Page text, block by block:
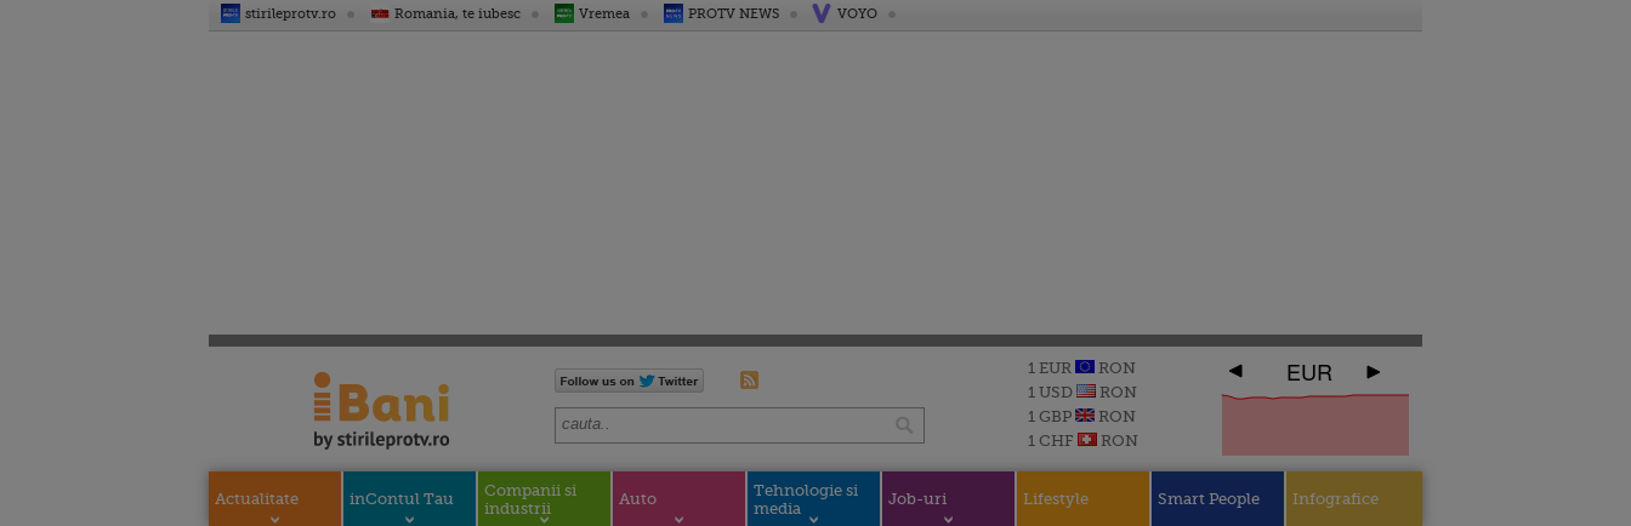
stirileprotv.ro Romania, te iubesc Vremea PROTV NEWS VOYO
1 EUR
RON
1 USD
RON
1 GBP
RON
1 CHF
RON
EUR
Actualitate inContul Tau
Companii si
industrii
Auto
Tehnologie si
media
Job-uri Lifestyle Smart People Infografice